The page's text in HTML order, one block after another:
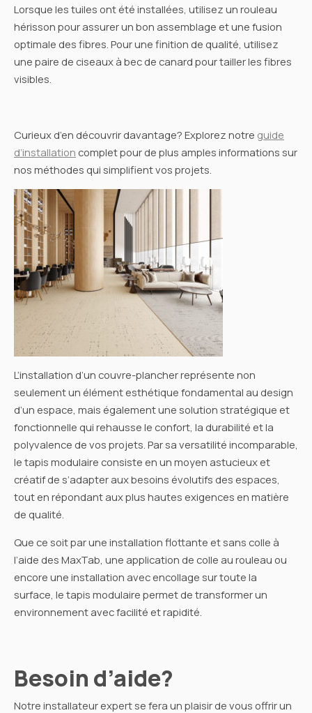
Lorsque les tuiles ont été installées, utilisez un rouleau
hérisson pour assurer un bon assemblage et une fusion
optimale des fibres. Pour une finition de qualité, utilisez
une paire de ciseaux à bec de canard pour tailler les fibres
visibles.
Curieux d’en découvrir davantage? Explorez notre guide
d’installation complet pour de plus amples informations sur
nos méthodes qui simplifient vos projets.
L’installation d’un couvre-plancher représente non
seulement un élément esthétique fondamental au design
d’un espace, mais également une solution stratégique et
fonctionnelle qui rehausse le confort, la durabilité et la
polyvalence de vos projets. Par sa versatilité incomparable,
le tapis modulaire consiste en un moyen astucieux et
créatif de s’adapter aux besoins évolutifs des espaces,
tout en répondant aux plus hautes exigences en matière
de qualité.
Que ce soit par une installation flottante et sans colle à
l’aide des MaxTab, une application de colle au rouleau ou
encore une installation avec encollage sur toute la
surface, le tapis modulaire permet de transformer un
environnement avec facilité et rapidité.
Besoin d’aide?
Notre installateur expert se fera un plaisir de vous offrir un